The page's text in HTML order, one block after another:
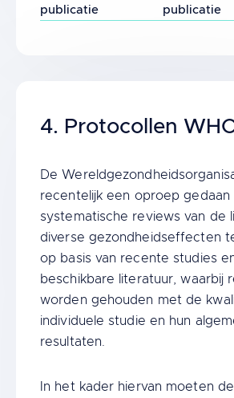
publicatie
publicatie
Title
4. Protocollen
Content
De
recentelijk een oproep gedaan
systematische reviews van de
diverse gezondheidseffecten
op basis van recente studies
beschikbare literatuur, waarbij
worden gehouden met de
individuele studie en hun
resultaten.
In het kader hiervan moeten